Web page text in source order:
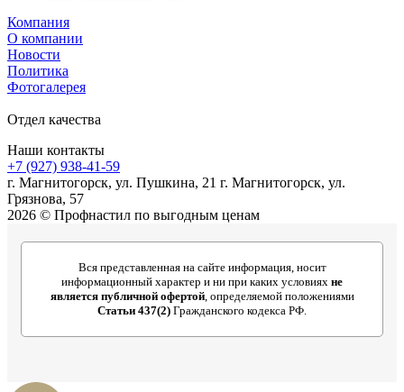
Компания
О компании
Новости
Политика
Фотогалерея
Отдел качества
Наши контакты
+7 (927) 938-41-59
г. Магнитогорск, ул. Пушкина, 21 г. Магнитогорск, ул.
Грязнова, 57
2026 © Профнастил по выгодным ценам
Вся представленная на сайте информация, носит
информационный характер и ни при каких условиях не
является публичной офертой, определяемой положениями
Статьи 437(2) Гражданского кодекса РФ.